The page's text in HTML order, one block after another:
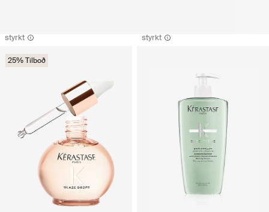
styrkt
25% Tilboð
styrkt